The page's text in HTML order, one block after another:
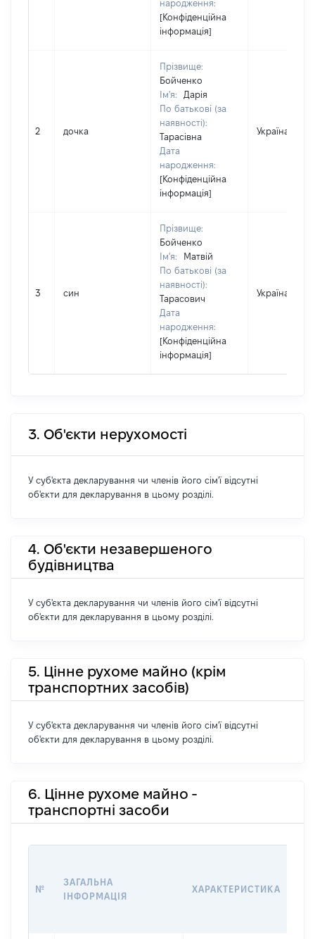
народження:
[Конфіденційна
інформація]
2 дочка
Прізвище:
Бойченко
Ім'я:
Дарія
По батькові (за
наявності):
Тарасівна
Дата
народження:
[Конфіденційна
інформація]
Україна
3 син
Прізвище:
Бойченко
Ім'я:
Матвій
По батькові (за
наявності):
Тарасович
Дата
народження:
[Конфіденційна
інформація]
Україна
3. Об'єкти нерухомості
У суб'єкта декларування чи членів його сім'ї відсутні
об'єкти для декларування в цьому розділі.
4. Об'єкти незавершеного
будівництва
У суб'єкта декларування чи членів його сім'ї відсутні
об'єкти для декларування в цьому розділі.
5. Цінне рухоме майно (крім
транспортних засобів)
У суб'єкта декларування чи членів його сім'ї відсутні
об'єкти для декларування в цьому розділі.
6. Цінне рухоме майно -
транспортні засоби
№
ЗАГАЛЬНА
ІНФОРМАЦІЯ
ХАРАКТЕРИСТИКА